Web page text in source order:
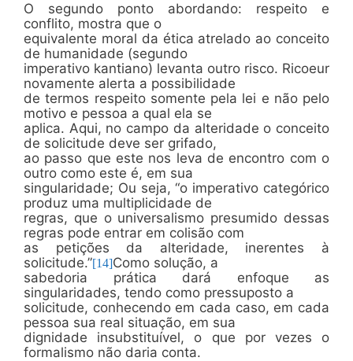
O segundo ponto abordando: respeito e
conflito, mostra que o
equivalente moral da ética atrelado ao conceito
de humanidade (segundo
imperativo kantiano) levanta outro risco. Ricoeur
novamente alerta a possibilidade
de termos respeito somente pela lei e não pelo
motivo e pessoa a qual ela se
aplica. Aqui, no campo da alteridade o conceito
de solicitude deve ser grifado,
ao passo que este nos leva de encontro com o
outro como este é, em sua
singularidade; Ou seja, “o imperativo categórico
produz uma multiplicidade de
regras, que o universalismo presumido dessas
regras pode entrar em colisão com
as petições da alteridade, inerentes à
solicitude.”[14]Como solução, a
sabedoria prática dará enfoque as
singularidades, tendo como pressuposto a
solicitude, conhecendo em cada caso, em cada
pessoa sua real situação, em sua
dignidade insubstituível, o que por vezes o
formalismo não daria conta.